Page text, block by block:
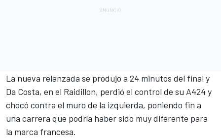
La nueva relanzada se produjo a 24 minutos del final y
Da Costa, en el Raidillon, perdió el control de su A424 y
chocó contra el muro de la izquierda, poniendo fin a
una carrera que podría haber sido muy diferente para
la marca francesa.